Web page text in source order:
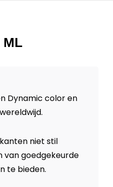
ML
Dynamic color en
niet stil
van goedgekeurde
te bieden.